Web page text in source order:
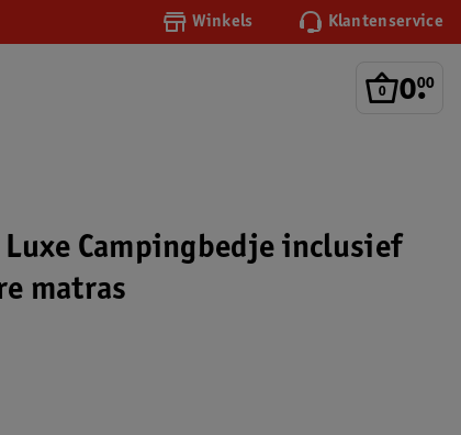
Winkels Klantenservice
0.
00
Luxe Campingbedje inclusief
matras